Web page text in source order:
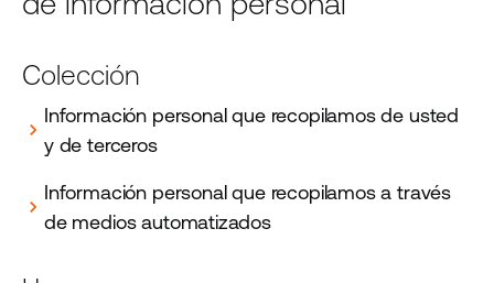
Colección
chevron_right
Información personal que recopilamos de usted
y de terceros
chevron_right
Información personal que recopilamos a través
de medios automatizados